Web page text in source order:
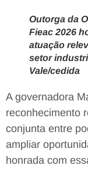
Outorga da
Fieac 2026
atuação
setor
Vale/cedida
A governadora
reconhecimento
conjunta entre
ampliar
honrada com